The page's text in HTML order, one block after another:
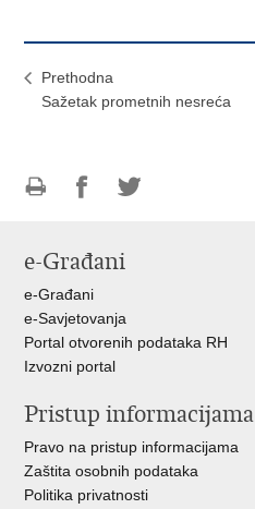
Prethodna
Sažetak prometnih nesreća
FacebookuTwitteru
e-Građani
e-Građani
e-Savjetovanja
Portal otvorenih podataka RH
Izvozni portal
Pristup informacijama
Pravo na pristup informacijama
Zaštita osobnih podataka
Politika privatnosti